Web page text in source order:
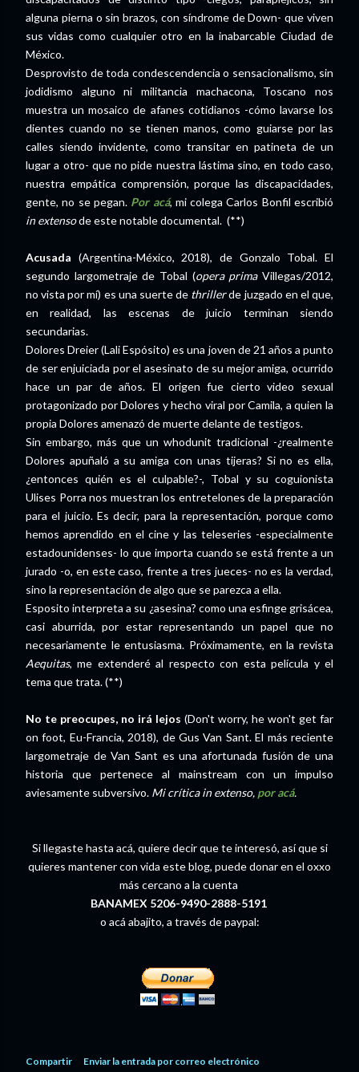
alguna pierna o sin brazos, con síndrome de Down- que viven
sus vidas como cualquier otro en la inabarcable Ciudad de
México.
Desprovisto de toda condescendencia o sensacionalismo, sin
jodidismo alguno ni militancia machacona, Toscano nos
muestra un mosaico de afanes cotidianos -cómo lavarse los
dientes cuando no se tienen manos, como guiarse por las
calles siendo invidente, como transitar en patineta de un
lugar a otro- que no pide nuestra lástima sino, en todo caso,
nuestra empática comprensión, porque las discapacidades,
gente, no se pegan. Por acá, mi colega Carlos Bonfil escribió
in extensode este notable documental. (**)
Acusada (Argentina-México, 2018), de Gonzalo Tobal. El
segundo largometraje de Tobal (opera primaVillegas/2012,
no vista por mí) es una suerte de thrillerde juzgado en el que,
en realidad, las escenas de juicio terminan siendo
secundarias.
Dolores Dreier (Lali Espósito) es una joven de 21 años a punto
de ser enjuiciada por el asesinato de su mejor amiga, ocurrido
hace un par de años. El origen fue cierto video sexual
protagonizado por Dolores y hecho viral por Camila, a quien la
propia Dolores amenazó de muerte delante de testigos.
Sin embargo, más que un whodunit tradicional -¿realmente
Dolores apuñaló a su amiga con unas tijeras? Si no es ella,
¿entonces quién es el culpable?-, Tobal y su coguionista
Ulises Porra nos muestran los entretelones de la preparación
para el juicio. Es decir, para la representación, porque como
hemos aprendido en el cine y las teleseries -especialmente
estadounidenses- lo que importa cuando se está frente a un
jurado -o, en este caso, frente a tres jueces- no es la verdad,
sino la representación de algo que se parezca a ella.
Esposito interpreta a su ¿asesina? como una esfinge grisácea,
casi aburrida, por estar representando un papel que no
necesariamente le entusiasma. Próximamente, en la revista
Aequitas, me extenderé al respecto con esta película y el
tema que trata. (**)
No te preocupes, no irá lejos (Don't worry, he won't get far
on foot, Eu-Francia, 2018), de Gus Van Sant. El más reciente
largometraje de Van Sant es una afortunada fusión de una
historia que pertenece al mainstream con un impulso
aviesamente subversivo. Mi crítica in extenso, por acá.
Si llegaste hasta acá, quiere decir que te interesó, así que si
quieres mantener con vida este blog, puede donar en el oxxo
más cercano a la cuenta
BANAMEX 5206-9490-2888-5191
o acá abajito, a través de paypal:
Compartir
Enviar la entrada por correo electrónico